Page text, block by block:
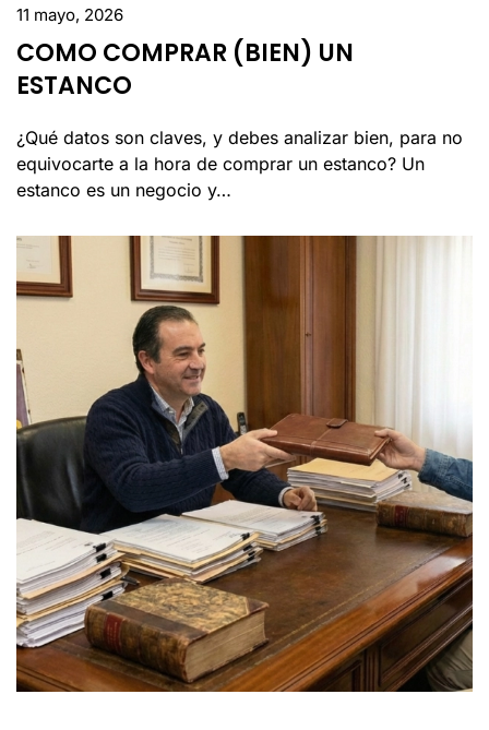
11 mayo, 2026
COMO COMPRAR (BIEN) UN
ESTANCO
¿Qué datos son claves, y debes analizar bien, para no
equivocarte a la hora de comprar un estanco? Un
estanco es un negocio y…